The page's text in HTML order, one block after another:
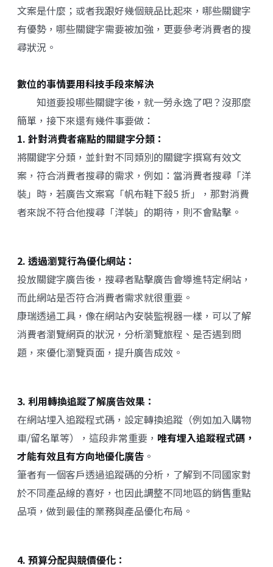
文案是什麼；或者我跟好幾個競品比起來，哪些關鍵字
有優勢，哪些關鍵字需要被加強，更要參考消費者的搜
尋狀況。
數位的事情要用科技手段來解決
知道要投哪些關鍵字後，就一勞永逸了吧？沒那麼
簡單，接下來還有幾件事要做：
1. 針對消費者痛點的關鍵字分類：
將關鍵字分類，並針對不同類別的關鍵字撰寫有效文
案，符合消費者搜尋的需求，例如：當消費者搜尋「洋
裝」時，若廣告文案寫「帆布鞋下殺5 折」，那對消費
者來說不符合他搜尋「洋裝」的期待，則不會點擊。
2. 透過瀏覽行為優化網站：
投放關鍵字廣告後，搜尋者點擊廣告會導進特定網站，
而此網站是否符合消費者需求就很重要。
康瑞透過工具，像在網站內安裝監視器一樣，可以了解
消費者瀏覽網頁的狀況，分析瀏覽旅程、是否遇到問
題，來優化瀏覽頁面，提升廣告成效。
3. 利用轉換追蹤了解廣告效果：
在網站埋入追蹤程式碼，設定轉換追蹤（例如加入購物
車/留名單等），這段非常重要， 唯有埋入追蹤程式碼，
才能有效且有方向地優化廣告 。
筆者有一個客戶透過追蹤碼的分析，了解到不同國家對
於不同產品線的喜好，也因此調整不同地區的銷售重點
品項，做到最佳的業務與產品優化布局。
4. 預算分配與競價優化：